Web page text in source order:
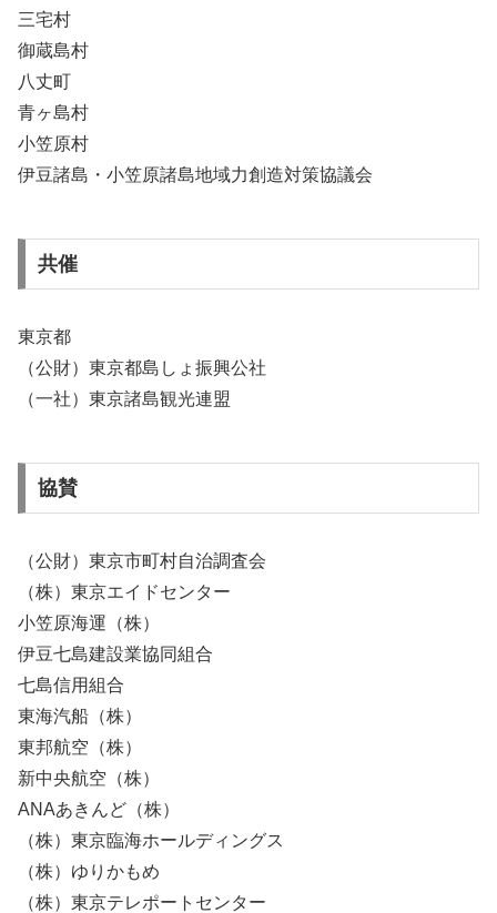
三宅村
御蔵島村
八丈町
青ヶ島村
小笠原村
伊豆諸島・小笠原諸島地域力創造対策協議会
共催
東京都
（公財）東京都島しょ振興公社
（一社）東京諸島観光連盟
協賛
（公財）東京市町村自治調査会
（株）東京エイドセンター
小笠原海運（株）
伊豆七島建設業協同組合
七島信用組合
東海汽船（株）
東邦航空（株）
新中央航空（株）
ANAあきんど（株）
（株）東京臨海ホールディングス
（株）ゆりかもめ
（株）東京テレポートセンター